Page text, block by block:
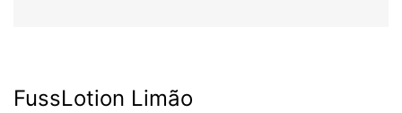
FussLotion Limão